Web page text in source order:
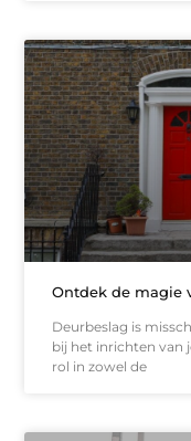
Ontdek de magie
Deurbeslag is
bij het inrichten van
rol in zowel de